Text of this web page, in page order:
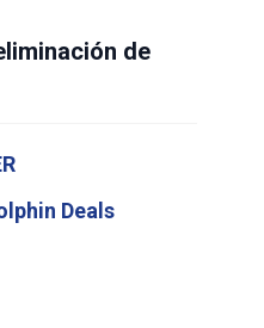
de
Deals